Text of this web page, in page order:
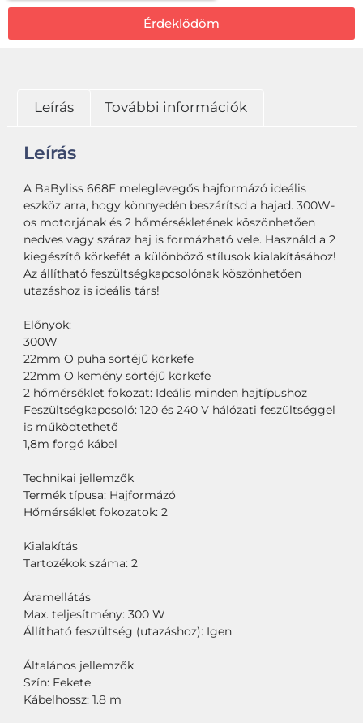
Érdeklődöm
Leírás További információk
Leírás
A BaByliss 668E meleglevegős hajformázó ideális
eszköz arra, hogy könnyedén beszárítsd a hajad. 300W-
os motorjának és 2 hőmérsékletének köszönhetően
nedves vagy száraz haj is formázható vele. Használd a 2
kiegészítő körkefét a különböző stílusok kialakításához!
Az állítható feszültségkapcsolónak köszönhetően
utazáshoz is ideális társ!
Előnyök:
300W
22mm O puha sörtéjű körkefe
22mm O kemény sörtéjű körkefe
2 hőmérséklet fokozat: Ideális minden hajtípushoz
Feszültségkapcsoló: 120 és 240 V hálózati feszültséggel
is működtethető
1,8m forgó kábel
Technikai jellemzők
Termék típusa: Hajformázó
Hőmérséklet fokozatok: 2
Kialakítás
Tartozékok száma: 2
Áramellátás
Max. teljesítmény: 300 W
Állítható feszültség (utazáshoz): Igen
Általános jellemzők
Szín: Fekete
Kábelhossz: 1.8 m